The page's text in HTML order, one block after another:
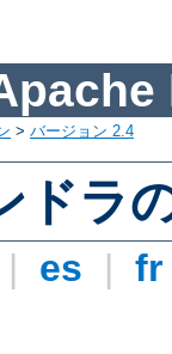
> バージョン 2.4
ドラ
| es |